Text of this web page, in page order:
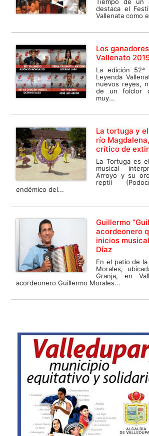
Tiempo de un
destaca el
Vallenata como
Los
Vallenato
La edición
Leyenda
nuevos reyes,
de un folclor
muy...
La tortuga y
río
crítico de
La Tortuga es
musical
Arroyo y su
reptil
endémico del...
Guillermo
acordeonero
inicios
Díaz
En el patio de
Morales,
Granja, en
acordeonero Guillermo Morales...